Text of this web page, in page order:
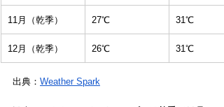
11月（乾季） 27℃ 31℃
12月（乾季） 26℃ 31℃
出典： Weather Spark